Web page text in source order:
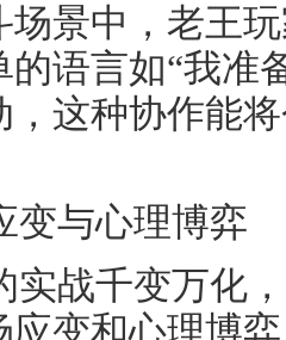
场景中，老王
语言如“我准
，这种协作能
变与心理博弈
实战千变万化
应变和心理博